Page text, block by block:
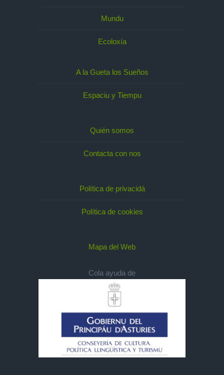
Mundu
Ecoloxía
A la Gueta los Sueños
Espaciu y Tiempu
Quién somos
Contacta con nos
Política de privacidá
Política de cookies
Mapa del Web
Cola ayuda de